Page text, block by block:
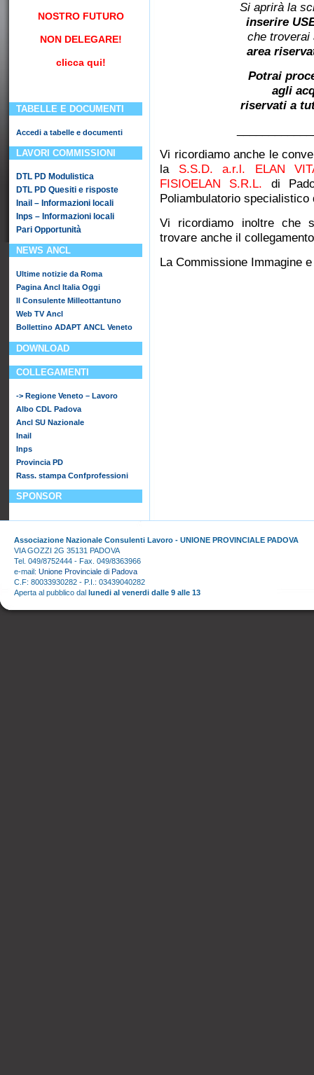
NOSTRO FUTURO
NON DELEGARE!
clicca qui!
TABELLE E DOCUMENTI
Accedi a tabelle e documenti
LAVORI COMMISSIONI
DTL PD Modulistica
DTL PD Quesiti e risposte
Inail – Informazioni locali
Inps – Informazioni locali
Pari Opportunità
NEWS ANCL
Ultime notizie da Roma
Pagina Ancl Italia Oggi
Il Consulente Milleottantuno
Web TV Ancl
Bollettino ADAPT ANCL Veneto
DOWNLOAD
COLLEGAMENTI
-> Regione Veneto – Lavoro
Albo CDL Padova
Ancl SU Nazionale
Inail
Inps
Provincia PD
Rass. stampa Confprofessioni
SPONSOR
Si aprirà la
inserire
che
area
Potrai
agli
riservati a
Vi ricordiamo anche le
laS.S.D. a.r.l. ELAN
FISIOELAN S.R.L. di
Poliambulatorio
Vi ricordiamo inoltre che
trovare anche il
La Commissione Immagine
Associazione Nazionale Consulenti Lavoro - UNIONE PROVINCIALE PADOVA
VIA GOZZI 2G 35131 PADOVA
Tel. 049/8752444 - Fax. 049/8363966
e-mail: Unione Provinciale di Padova
C.F: 80033930282 - P.I.: 03439040282
Aperta al pubblico dal lunedi al venerdi dalle 9 alle 13